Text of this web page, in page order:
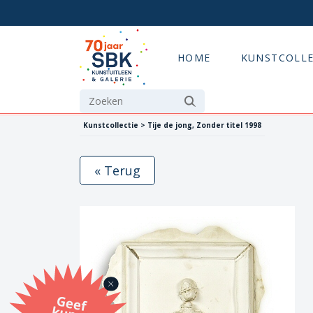
HOME
Kunstcollectie > Tije de jong, Zonder titel 1998
G
eef
u
n
st
a
d
o
m
et
e SB
K
u
n
stb
o
n
« Terug